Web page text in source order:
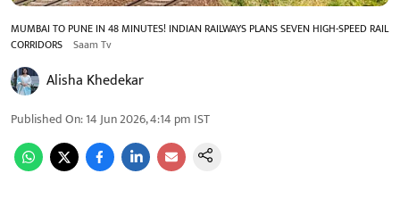
MUMBAI TO PUNE IN 48 MINUTES! INDIAN RAILWAYS PLANS SEVEN HIGH-SPEED RAIL
CORRIDORS Saam Tv
Alisha Khedekar
Published On:14 Jun 2026, 4:14 pm IST